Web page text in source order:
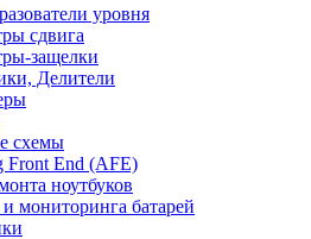
уровня
сдвига
защелки
Делители
схемы
End (AFE)
ноутбуков
мониторинга батарей